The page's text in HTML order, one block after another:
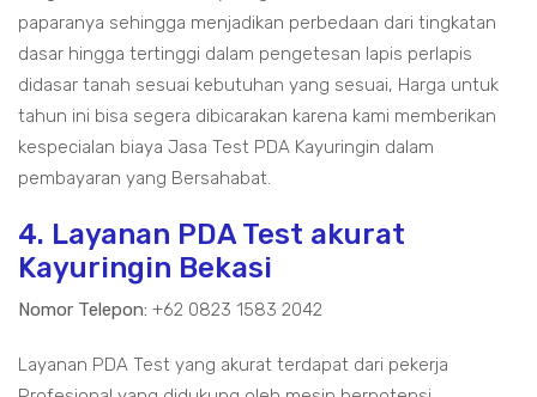
paparanya sehingga menjadikan perbedaan dari tingkatan
dasar hingga tertinggi dalam pengetesan lapis perlapis
didasar tanah sesuai kebutuhan yang sesuai, Harga untuk
tahun ini bisa segera dibicarakan karena kami memberikan
kespecialan biaya Jasa Test PDA Kayuringin dalam
pembayaran yang Bersahabat.
4. Layanan PDA Test akurat
Kayuringin Bekasi
Nomor Telepon: +62 0823 1583 2042
Layanan PDA Test yang akurat terdapat dari pekerja